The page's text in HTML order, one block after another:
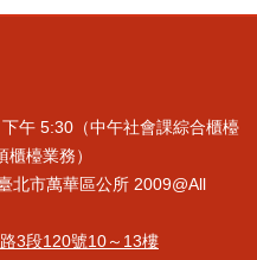
午 5:30（中午社會課綜合櫃檯
檯業務）
北市萬華區公所 2009@All
3段120號10～13樓